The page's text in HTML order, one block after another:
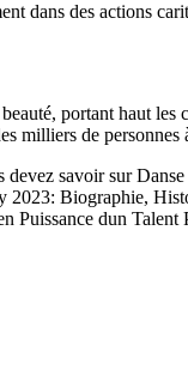
dans des actions
portant haut
milliers de
savoir sur Danse
2023: Biographie,
Puissance dun Talent